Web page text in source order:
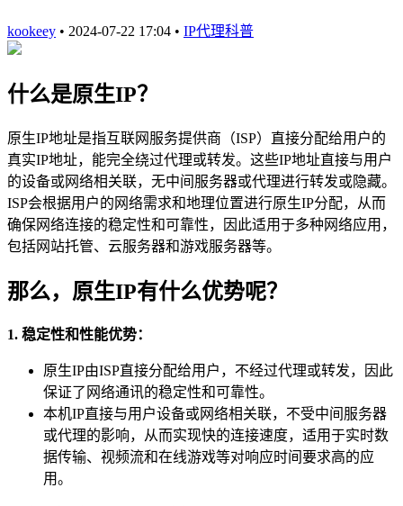
kookeey • 2024-07-22 17:04 • IP代理科普
什么是原生IP？
原生IP地址是指互联网服务提供商（ISP）直接分配给用户的
真实IP地址，能完全绕过代理或转发。这些IP地址直接与用户
的设备或网络相关联，无中间服务器或代理进行转发或隐藏。
ISP会根据用户的网络需求和地理位置进行原生IP分配，从而
确保网络连接的稳定性和可靠性，因此适用于多种网络应用，
包括网站托管、云服务器和游戏服务器等。
那么，原生IP有什么优势呢？
1. 稳定性和性能优势：
原生IP由ISP直接分配给用户，不经过代理或转发，因此
保证了网络通讯的稳定性和可靠性。
本机IP直接与用户设备或网络相关联，不受中间服务器
或代理的影响，从而实现快的连接速度，适用于实时数
据传输、视频流和在线游戏等对响应时间要求高的应
用。